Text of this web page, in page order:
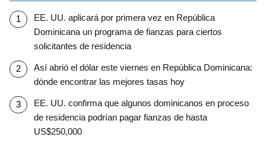
EE. UU. aplicará por primera vez en República
Dominicana un programa de fianzas para ciertos
solicitantes de residencia
Así abrió el dólar este viernes en República Dominicana:
dónde encontrar las mejores tasas hoy
EE. UU. confirma que algunos dominicanos en proceso
de residencia podrían pagar fianzas de hasta
US$250,000